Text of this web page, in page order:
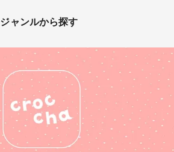
ジャンルから探す